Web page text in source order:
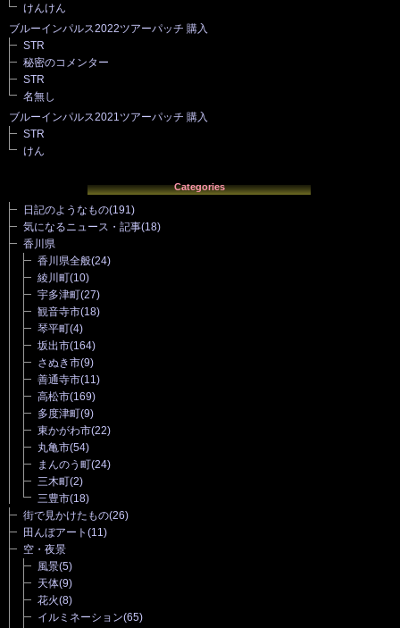
けんけん
ブルーインパルス2022ツアーパッチ 購入
STR
秘密のコメンター
STR
名無し
ブルーインパルス2021ツアーパッチ 購入
STR
けん
Categories
日記のようなもの(191)
気になるニュース・記事(18)
香川県
香川県全般(24)
綾川町(10)
宇多津町(27)
観音寺市(18)
琴平町(4)
坂出市(164)
さぬき市(9)
善通寺市(11)
高松市(169)
多度津町(9)
東かがわ市(22)
丸亀市(54)
まんのう町(24)
三木町(2)
三豊市(18)
街で見かけたもの(26)
田んぼアート (11)
空・夜景
風景(5)
天体(9)
花火(8)
イルミネーション(65)